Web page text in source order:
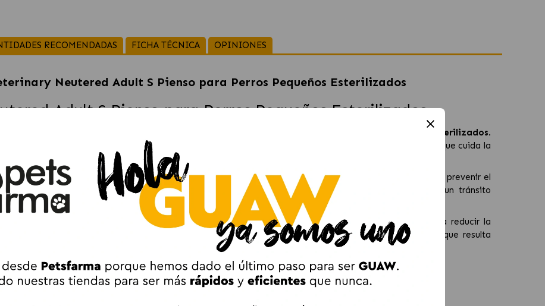
RECOMENDADAS FICHA TÉCNICA OPINIONES
Neutered Adult S Pienso para Perros Pequeños Esterilizados
Adult S Pienso para Perros Pequeños Esterilizados
perros de razas pequeñas (menos de 10 kg) que han sido esterilizados.
a ganar peso con facilidad, por lo que esta dieta ayuda a mantener un
al tiempo que cuida la
de una mezcla específica de fibras favorecen la sensación de saciedad entre las comidas, ayudando a prevenir el
enriquecida conprebióticos seleccionados
, contribuye a una flora intestinal equilibrada y a un tránsito
un efecto mecánico de cepillado sobre los dientes y contienenquelantes de calcio
que ayudan a reducir la
a
mantener un entorno urinario menos favorable a la formación de cristales y cálculos
, lo que resulta
Adult Small Dog
adaptadas y mezcla de fibras que ayudan a controlar el peso y aportan sensación de saciedad.